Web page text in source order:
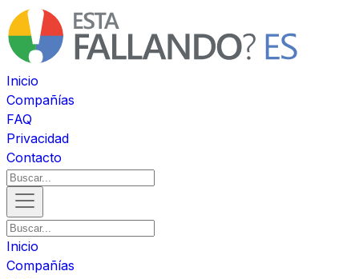
Inicio
Compañías
FAQ
Privacidad
Contacto
Inicio
Compañías